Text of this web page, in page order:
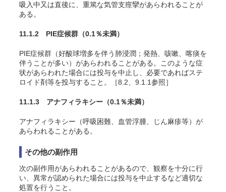
吸入中又は直後に、重篤な気管支痙攣があらわれることが
ある。
11.1.2 PIE症候群 （0.1％未満）
PIE症候群（好酸球増多を伴う肺浸潤；発熱、咳嗽、喀痰を
伴うことが多い）があらわれることがある。このような症
状があらわれた場合には投与を中止し、必要であればステ
ロイド剤等を投与すること。［8.2、9.1.1参照］
11.1.3 アナフィラキシー （0.1％未満）
アナフィラキシー（呼吸困難、血管浮腫、じん麻疹等）が
あらわれることがある。
その他の副作用
次の副作用があらわれることがあるので、観察を十分に行
い、異常が認められた場合には投与を中止するなど適切な
処置を行うこと。